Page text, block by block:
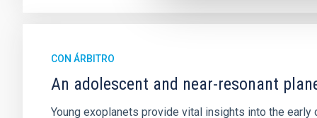
CON ÁRBITRO
An adolescent and near-resonant
Young exoplanets provide vital insights into the